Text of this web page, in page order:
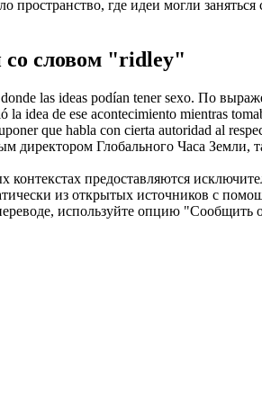
пространство, где идеи могли заняться
словом "ridley"
las ideas podían tener sexo. По
la idea de ese acontecimiento mientras
que habla con cierta autoridad al
директором Глобального Часа
предоставляются
из открытых источников с
используйте опцию "Сообщить